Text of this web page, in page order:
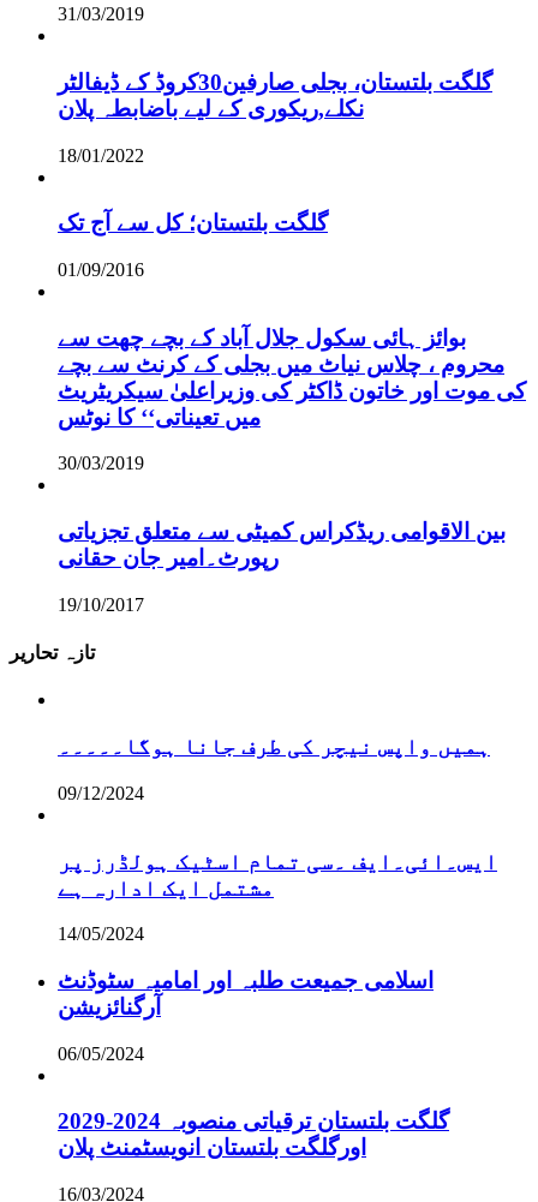
31/03/2019
گلگت بلتستان، بجلی صارفین30کروڈ کے ڈیفالٹر
نکلے,ریکوری کے لیے باضابطہ پلان
18/01/2022
گلگت بلتستان؛ کل سے آج تک
01/09/2016
بوائز ہائی سکول جلال آباد کے بچے چھت سے
محروم ، چلاس نیاٹ میں بجلی کے کرنٹ سے بچے
کی موت اور خاتون ڈاکٹر کی وزیراعلیٰ سیکریٹریٹ
میں تعیناتی‘‘ کا نوٹس
30/03/2019
بین الاقوامی ریڈکراس کمیٹی سے متعلق تجزیاتی
رپورٹ۔امیر جان حقانی
19/10/2017
تازہ تحاریر
ہمیں واپس نیچر کی طرف جانا ہوگا۔۔۔۔۔
09/12/2024
ایس۔ائی۔ایف ۔سی تمام اسٹیک ہولڈرز پر
مشتمل ایک ادارہ ہے
14/05/2024
اسلامی جمیعت طلبہ اور امامیہ سٹوڈنٹ
آرگنائزیشن
06/05/2024
گلگت بلتستان ترقیاتی منصوبہ 2024-2029
اورگلگت بلتستان انویسٹمنٹ پلان
16/03/2024